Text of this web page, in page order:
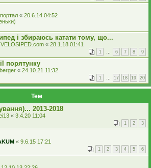
« 20.6.14 04:52
і збираюсь катати тому, що...
« 28.1.18 01:41
1 … 6 7 8 9
порятунку
« 24.10.21 11:32
1 … 17 18 19 20
Тем
2013-2018
« 3.4.20 11:04
1 2 3
« 9.6.15 17:21
1 2 3 4 5 6